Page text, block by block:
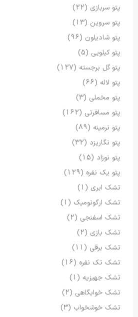
پتو سربازی (22)
پتو سروین (13)
پتو شادیلون (96)
پتو کیلویی (5)
پتو گل برجسته (127)
پتو لاله (66)
پتو مخملی (3)
پتو مسافرتی (162)
پتو نرمینه (89)
پتو نگاریزد (32)
پتو نوزاد (15)
پتو یک نفره (129)
تشک ابری (1)
تشک ارگونومیک (1)
تشک اسفنجی (2)
تشک بازی (2)
تشک برقی (11)
تشک تک نفره (16)
تشک جهیزیه (1)
تشک خوابگاهی (2)
تشک خوشخواب (3)